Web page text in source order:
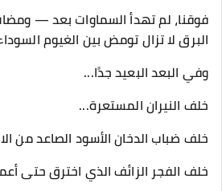
فوقنا، لم تهدأ السماوات بعد —
البرق لا تزال تومض بين الغيوم
وفي البعد البعيد جدًا...
خلف النيران المستعرة...
خلف ضباب الدخان الأسود الصاعد من
خلف الفجر الزائف الذي اخترق حتى